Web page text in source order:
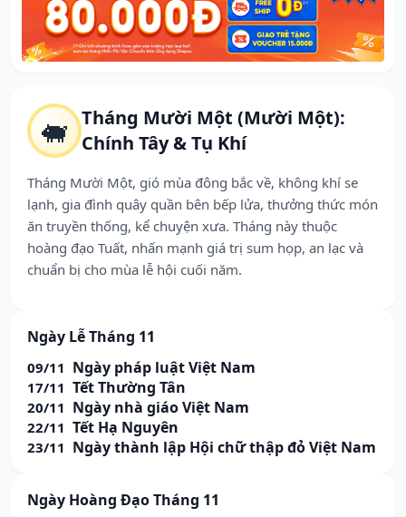
🐖 Tháng Mười Một (Mười Một):
Chính Tây & Tụ Khí
Tháng Mười Một, gió mùa đông bắc về, không khí se
lạnh, gia đình quây quần bên bếp lửa, thưởng thức món
ăn truyền thống, kể chuyện xưa. Tháng này thuộc
hoàng đạo Tuất, nhấn mạnh giá trị sum họp, an lạc và
chuẩn bị cho mùa lễ hội cuối năm.
Ngày Lễ Tháng 11
09/11 Ngày pháp luật Việt Nam
17/11 Tết Thường Tân
20/11 Ngày nhà giáo Việt Nam
22/11 Tết Hạ Nguyên
23/11 Ngày thành lập Hội chữ thập đỏ Việt Nam
Ngày Hoàng Đạo Tháng 11